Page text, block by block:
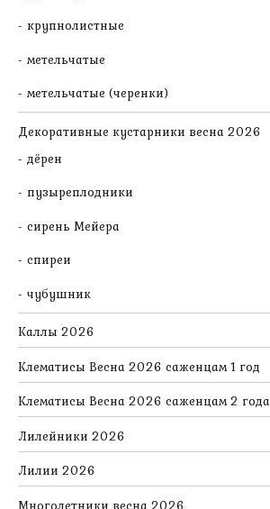
крупнолистные
метельчатые
метельчатые (черенки)
Декоративные кустарники весна 2026
дёрен
пузыреплодники
сирень Мейера
спиреи
чубушник
Каллы 2026
Клематисы Весна 2026 саженцам 1 год
Клематисы Весна 2026 саженцам 2 года
Лилейники 2026
Лилии 2026
Многолетники весна 2026